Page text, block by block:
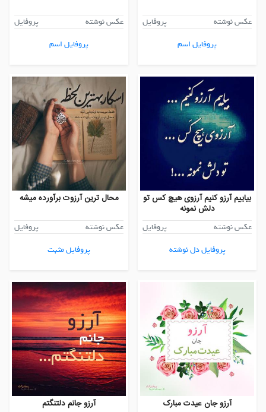
عکس نوشته
پروفایل
پروفایل اسم
عکس نوشته
پروفایل
پروفایل اسم
بیاییم آرزو کنیم آرزوی هیچ کس تو
دلش نمونه
عکس نوشته
پروفایل
پروفایل دل نوشته
محال ترین آرزوت برآورده میشه
عکس نوشته
پروفایل
پروفایل مثبت
آرزو جان عیدت مبارک آرزو جانم دلتنگتم